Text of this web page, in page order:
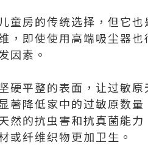
童房的传统选择，但它
，即使使用高端吸尘器
因素。
硬平整的表面，让过敏
著降低家中的过敏原数
的抗虫害和抗真菌能
或纤维织物更加卫生。